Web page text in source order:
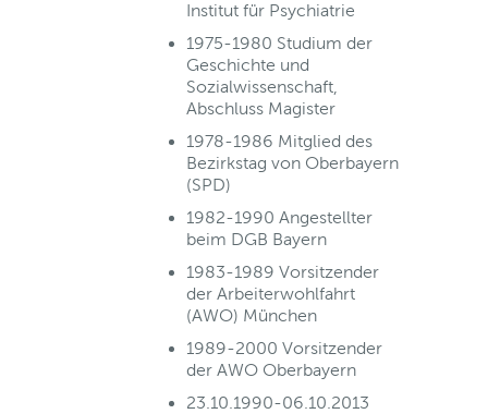
Institut für Psychiatrie
1975-1980 Studium der
Geschichte und
Sozialwissenschaft,
Abschluss Magister
1978-1986 Mitglied des
Bezirkstag von Oberbayern
(SPD)
1982-1990 Angestellter
beim DGB Bayern
1983-1989 Vorsitzender
der Arbeiterwohlfahrt
(AWO) München
1989-2000 Vorsitzender
der AWO Oberbayern
23.10.1990-06.10.2013